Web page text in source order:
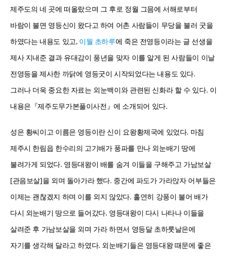
제주도의 네 곳에 떠올랐으며 그 후로 정월 그믐에 서해로부터
바람이 불면 영등신이 왔다고 하여 어촌 사람들이 무당을 불러 굿을
하였다는 내용도 있고, 이월 초하루에 죽은 전영등이라는 글 선생을
제사 지내준 결과 유대감이 풍년을 맞자 이를 알게 된 사람들이 이날
전영등을 제사한 까닭에 영등굿이 시작되었다는 내용도 있다.
그러나 더욱 중요한 자료는 외눈백이와 관련된 신화라 할 수 있다. 이
내용은『제주도무가본풀이사전』에 소개되어 있다.
성은 황씨이고 이름은 영등이란 신이 요왕황제국에 있었다. 마침
제주시 한림읍 한수리의 고기배가 풍파를 만나 외눈배기 땅에
불려가게 되었다. 영등대왕이 배를 숨겨 이들을 구해주고 가남보살
[관음보살]을 외며 돌아가라 했다. 중간에 파도가 가라앉자 어부들은
이제는 괜찮겠지 하며 이를 외지 않았다. 홀연히 강풍이 불어 배가
다시 외눈배기 땅으로 들어갔다. 영등대왕이 다시 나타나 이들을
살려준 후 가남보살을 외며 가라 하면서 영등달 초하룻날은에
자기를 생각해 달라고 하였다. 외눈배기들은 영등대왕 때문에 좋은